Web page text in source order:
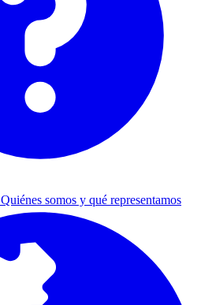
Quiénes somos y qué representamos